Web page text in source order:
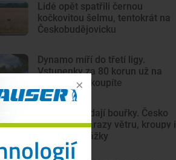
Lidé opět spatřili černou
kočkovitou šelmu, tentokrát na
Českobudějovicku
Dynamo míří do třetí ligy.
Vstupenky za 80 korun už na
internetu nekoupíte
Vedra vystřídají bouřky. Česko
zasáhnou nárazy větru, kroupy i
přívalové srážky